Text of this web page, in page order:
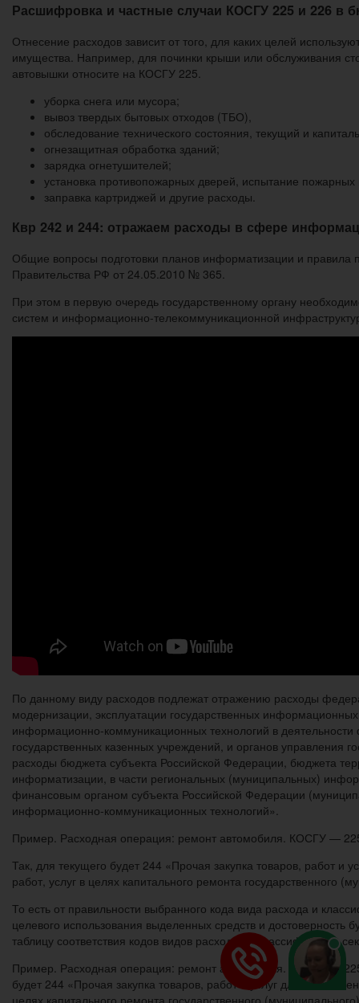
Расшифровка и частные случаи КОСГУ 225 и 226 в
Отнесение расходов зависит от того, для каких целей
имущества. Например, для починки крыши или обслуживания
автовышки относите на КОСГУ 225.
уборка снега или мусора;
вывоз твердых бытовых отходов (ТБО),
обследование технического состояния, текущий и
огнезащитная обработка зданий;
зарядка огнетушителей;
установка противопожарных дверей, испытание пожарных
заправка картриджей и другие расходы.
Квр 242 и 244: отражаем расходы в сфере
Общие вопросы подготовки планов информатизации и правила
Правительства РФ от 24.05.2010 № 365.
При этом в первую очередь государственному органу
систем и информационно-телекоммуникационной
По данному виду расходов подлежат отражению расходы
модернизации, эксплуатации государственных
информационно-коммуникационных технологий в
государственных казенных учреждений, и органов
расходы бюджета субъекта Российской Федерации, бюджета
информатизации, в части региональных (муниципальных)
финансовым органом субъекта Российской Федерации
информационно-коммуникационных технологий».
Пример. Расходная операция: ремонт автомобиля. КОСГУ —
Так, для текущего будет 244 «Прочая закупка товаров, работ и
работ, услуг в целях капитального ремонта государственного
То есть от правильности выбранного кода вида расхода и
целевого использования выделенных средств и достоверность
таблицу соответствия кодов видов расходов и классификации
Пример. Расходная операция: ремонт автомобиля. КОСГУ —
будет 244 «Прочая закупка товаров, работ и услуг для
целях капитального ремонта государственного